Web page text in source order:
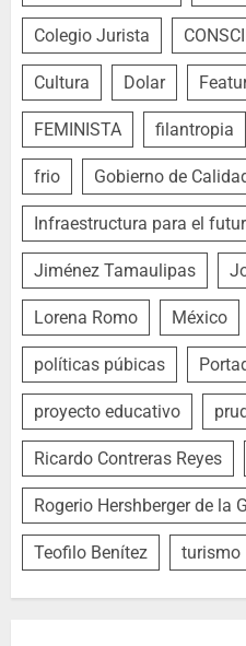
Colegio Jurista
Cultura Dolar
FEMINISTA filantropia
frio Gobierno de
Infraestructura para el
Jiménez Tamaulipas
Lorena Romo México
políticas púbicas
proyecto educativo
Ricardo Contreras Reyes
Rogerio Hershberger de la
Teofilo Benítez turismo